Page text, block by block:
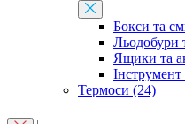
Бокси та
Льодобури
Ящики та
Термоси (24)